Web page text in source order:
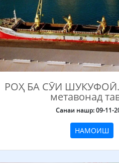
РОҲ БА СӮИ ШУКУФОӢ.
метавонад
Санаи нашр: 09-11-
НАМОИШ